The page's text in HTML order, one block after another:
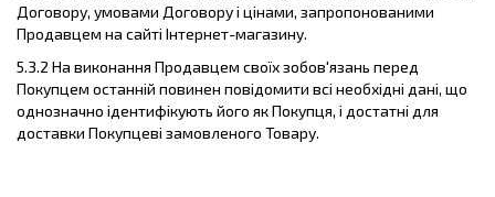
Договору, умовами Договору і цінами, запропонованими
Продавцем на сайті Інтернет-магазину.
5.3.2 На виконання Продавцем своїх зобов'язань перед
Покупцем останній повинен повідомити всі необхідні дані, що
однозначно ідентифікують його як Покупця, і достатні для
доставки Покупцеві замовленого Товару.